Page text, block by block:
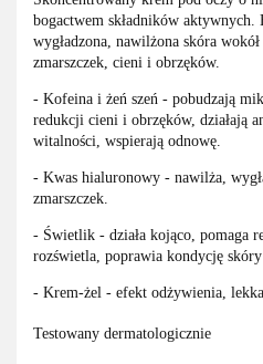
bogactwem składników aktywnych.
wygładzona, nawilżona skóra
zmarszczek, cieni i obrzęków.
- Kofeina i żeń szeń - pobudzają
redukcji cieni i obrzęków, działają
witalności, wspierają odnowę.
- Kwas hialuronowy - nawilża,
zmarszczek.
- Świetlik - działa kojąco, pomaga
rozświetla, poprawia kondycję skóry
- Krem-żel - efekt odżywienia, lekka
Testowany dermatologicznie